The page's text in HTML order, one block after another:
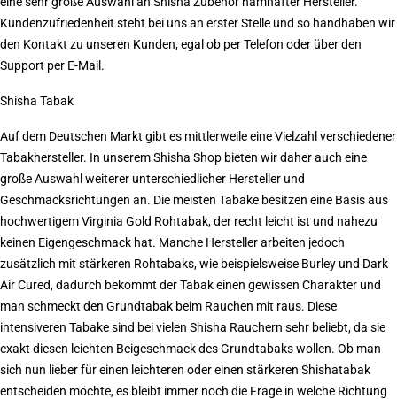
Kundenzufriedenheit steht bei uns an erster Stelle und so handhaben wir
den Kontakt zu unseren Kunden, egal ob per Telefon oder über den
Support per E-Mail.
Shisha Tabak
Auf dem Deutschen Markt gibt es mittlerweile eine Vielzahl verschiedener
Tabakhersteller. In unserem Shisha Shop bieten wir daher auch eine
große Auswahl weiterer unterschiedlicher Hersteller und
Geschmacksrichtungen an. Die meisten Tabake besitzen eine Basis aus
hochwertigem Virginia Gold Rohtabak, der recht leicht ist und nahezu
keinen Eigengeschmack hat. Manche Hersteller arbeiten jedoch
zusätzlich mit stärkeren Rohtabaks, wie beispielsweise Burley und Dark
Air Cured, dadurch bekommt der Tabak einen gewissen Charakter und
man schmeckt den Grundtabak beim Rauchen mit raus. Diese
intensiveren Tabake sind bei vielen Shisha Rauchern sehr beliebt, da sie
exakt diesen leichten Beigeschmack des Grundtabaks wollen. Ob man
sich nun lieber für einen leichteren oder einen stärkeren Shishatabak
entscheiden möchte, es bleibt immer noch die Frage in welche Richtung